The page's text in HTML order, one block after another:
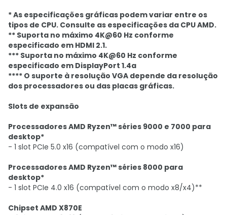
* As especificações gráficas podem variar entre os
tipos de CPU. Consulte as especificações da CPU AMD.
** Suporta no máximo 4K@60 Hz conforme
especificado em HDMI 2.1.
*** Suporta no máximo 4K@60 Hz conforme
especificado em DisplayPort 1.4a
**** O suporte à resolução VGA depende da resolução
dos processadores ou das placas gráficas.
Slots de expansão
Processadores AMD Ryzen™ séries 9000 e 7000 para
desktop*
- 1 slot PCIe 5.0 x16 (compatível com o modo x16)
Processadores AMD Ryzen™ séries 8000 para
desktop*
- 1 slot PCIe 4.0 x16 (compatível com o modo x8/x4)**
Chipset AMD X870E